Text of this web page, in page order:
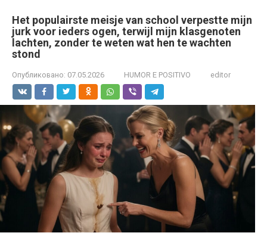
Het populairste meisje van school verpestte mijn
jurk voor ieders ogen, terwijl mijn klasgenoten
lachten, zonder te weten wat hen te wachten
stond
Опубликовано: 07.05.2026 HUMOR E POSITIVO editor